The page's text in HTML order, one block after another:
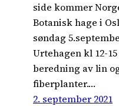
side kommer
Botanisk hage i
søndag
Urtehagen kl 12-
beredning av lin
fiberplanter.…
2. september 2021